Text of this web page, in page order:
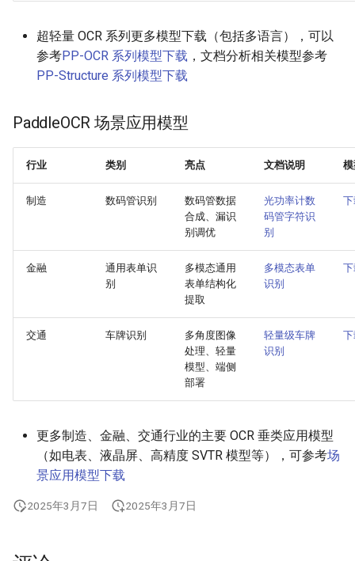
Benchmark 如何生产自定义超轻量模
ABINet
RobustScanner
RFL
ParseQ
CPPD
SATRN
超轻量 OCR 系列更多模型下载（包括多语言），可以
参考PP-OCR 系列模型下载 ，文档分析相关模型参考
PP-Structure 系列模型下载
PaddleOCR 场景应用模型
行业 类别 亮点 文档说明
制造 数码管识别
数码管数据
合成、漏识
别调优
光功率计数
码管字符识
别
金融
通用表单识
别
多模态通用
表单结构化
提取
多模态表单
识别
交通 车牌识别
多角度图像
处理、轻量
模型、端侧
部署
轻量级车牌
识别
更多制造、金融、交通行业的主要 OCR 垂类应用模型
（如电表、液晶屏、高精度 SVTR 模型等），可参考场
景应用模型下载
2025年3月7日 2025年3月7日